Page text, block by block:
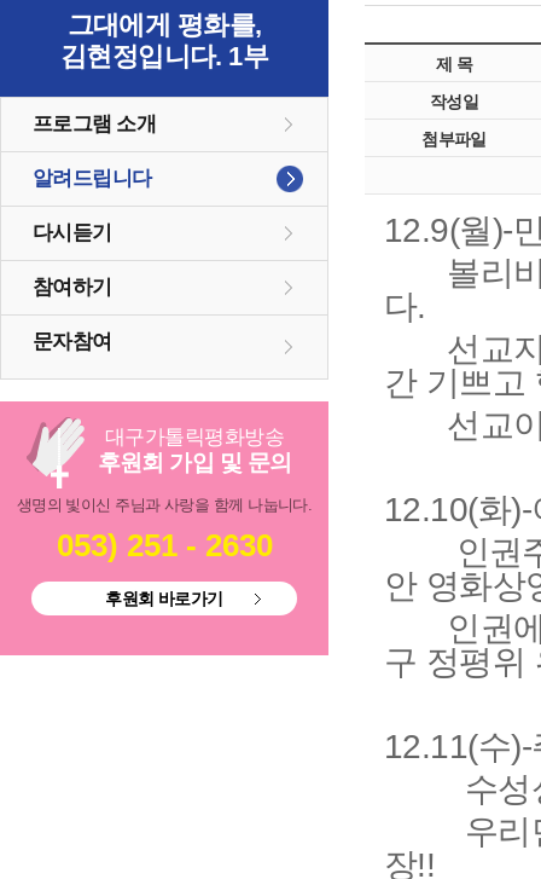
그대에게 평화를,
김현정입니다. 1부
프로그램 소개
알려드립니다
다시듣기
참여하기
문자참여
대구가톨릭평화방송
후원회 가입 및 문의
생명의 빛이신 주님과 사랑을 함께 나눕니다.
053) 251 - 2630
후원회 바로가기
제 목
작성일
첨부파일
12.9(월)-
볼리비
다.
선교지
간 기쁘고
선교이
12.10(화
인권주
안 영화상
인권에
구 정평위
12.11(수
수성성
우리민
장!!